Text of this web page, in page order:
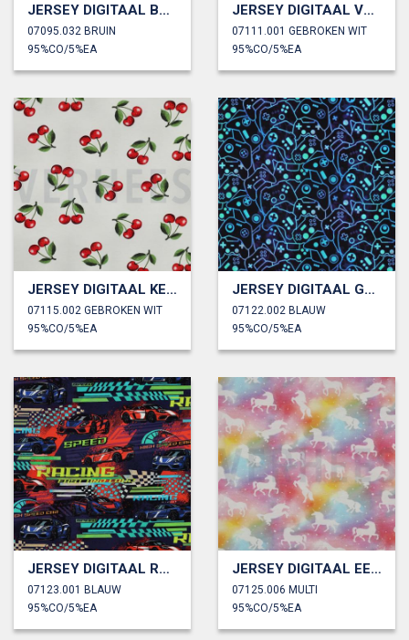
JERSEY DIGITAAL BLOEMEN
07095.032 BRUIN
95%CO/5%EA
JERSEY DIGITAAL VOERTUIGEN
07111.001 GEBROKEN WIT
95%CO/5%EA
JERSEY DIGITAAL KERSEN
07115.002 GEBROKEN WIT
95%CO/5%EA
JERSEY DIGITAAL GAMECONTROLLERS
07122.002 BLAUW
95%CO/5%EA
JERSEY DIGITAAL RACEAUTO’S
07123.001 BLAUW
95%CO/5%EA
JERSEY DIGITAAL EENHOORNS
07125.006 MULTI
95%CO/5%EA